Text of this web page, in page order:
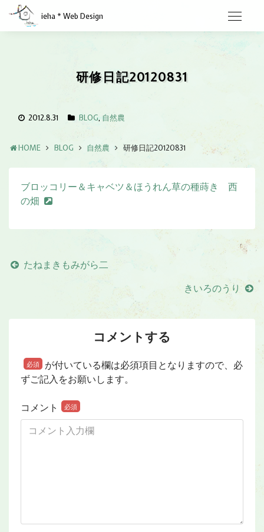
ieha * Web Design
研修日記20120831
2012.8.31 BLOG, 自然農
HOME BLOG 自然農 研修日記20120831
ブロッコリー＆キャベツ＆ほうれん草の種蒔き 西
の畑
たねまきもみがら二
きいろのうり
コメントする
必須
が付いている欄は必須項目となりますので、必
ずご記入をお願いします。
コメント 必須